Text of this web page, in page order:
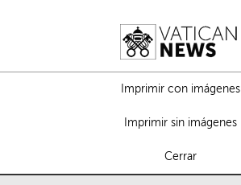
Imprimir con imágenes
Imprimir sin imágenes
Cerrar